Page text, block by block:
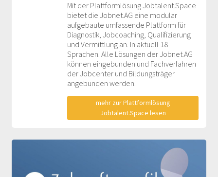
Mit der Plattformlösung Jobtalent.Space
bietet die Jobnet.AG eine modular
aufgebaute umfassende Plattform für
Diagnostik, Jobcoaching, Qualifizierung
und Vermittlung an. In aktuell 18
Sprachen. Alle Lösungen der Jobnet.AG
können eingebunden und Fachverfahren
der Jobcenter und Bildungsträger
angebunden werden.
mehr zur Plattformlösung
Jobtalent.Space lesen